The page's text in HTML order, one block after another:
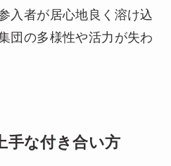
入者が居心地良く溶け込
団の多様性や活力が失わ
手な付き合い方